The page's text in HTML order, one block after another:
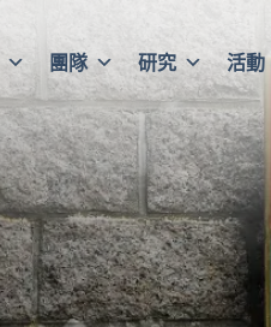
團隊 研究 活動